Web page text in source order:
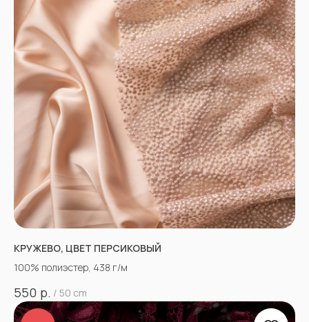
КРУЖЕВО, ЦВЕТ ПЕРСИКОВЫЙ
100% полиэстер, 438 г/м
550 р. / 50 cm